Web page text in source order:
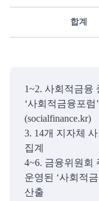
합계
1~2. 사회적금융
‘사회적금융포
(socialfinance.kr)
3. 14개 지자체
집계
4~6. 금융위원회
운영된 ‘사회적
산출